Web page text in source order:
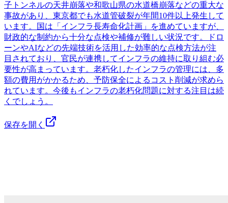
子トンネルの天井崩落や和歌山県の水道橋崩落などの重大な
事故があり、東京都でも水道管破裂が年間10件以上発生して
います。国は「インフラ長寿命化計画」を進めていますが、
財政的な制約から十分な点検や補修が難しい状況です。ドロ
ーンやAIなどの先端技術を活用した効率的な点検方法が注
目されており、官民が連携してインフラの維持に取り組む必
要性が高まっています。老朽化したインフラの管理には、多
額の費用がかかるため、予防保全によるコスト削減が求めら
れています。今後もインフラの老朽化問題に対する注目は続
くでしょう。
保存を開く